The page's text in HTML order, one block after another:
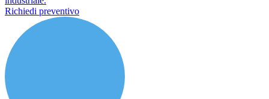
Richiedi preventivo